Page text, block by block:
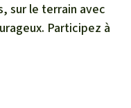
sur le terrain avec
Participez à